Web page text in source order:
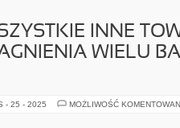
INNE
WIELU
- 25 - 2025 MOŻLIWOŚĆ